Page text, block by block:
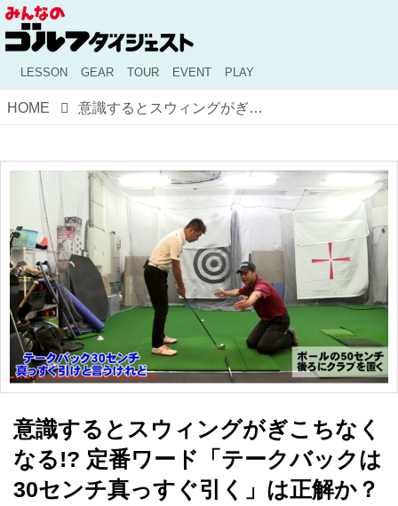
LESSON GEAR TOUR EVENT PLAY
HOME 意識するとスウィングがぎこちなくなる!? 定番ワード「テークバックは30センチ真っすぐ引く」は正解か？
意識するとスウィングがぎこちなく
なる!? 定番ワード「テークバックは
30センチ真っすぐ引く」は正解か？